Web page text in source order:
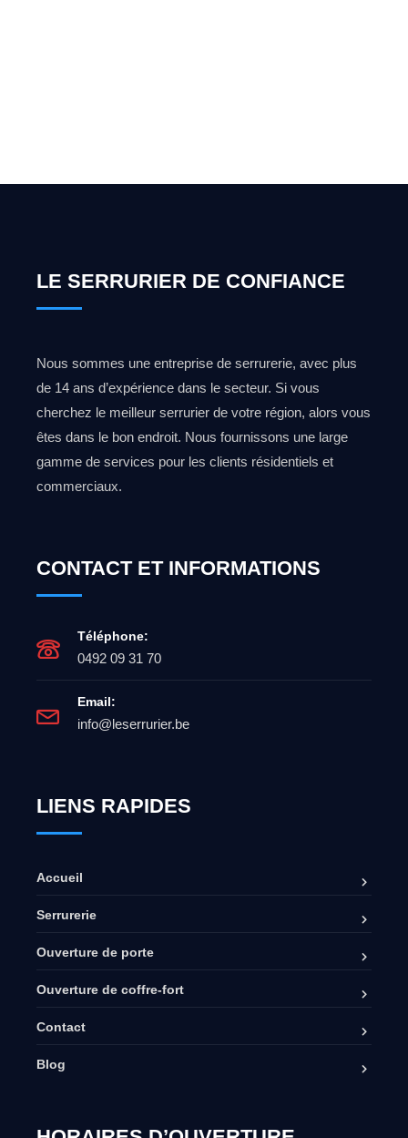
LE SERRURIER DE CONFIANCE
Nous sommes une entreprise de serrurerie, avec plus
de 14 ans d’expérience dans le secteur. Si vous
cherchez le meilleur serrurier de votre région, alors vous
êtes dans le bon endroit. Nous fournissons une large
gamme de services pour les clients résidentiels et
commerciaux.
CONTACT ET INFORMATIONS
Téléphone:
0492 09 31 70
Email:
info@leserrurier.be
LIENS RAPIDES
Accueil
Serrurerie
Ouverture de porte
Ouverture de coffre-fort
Contact
Blog